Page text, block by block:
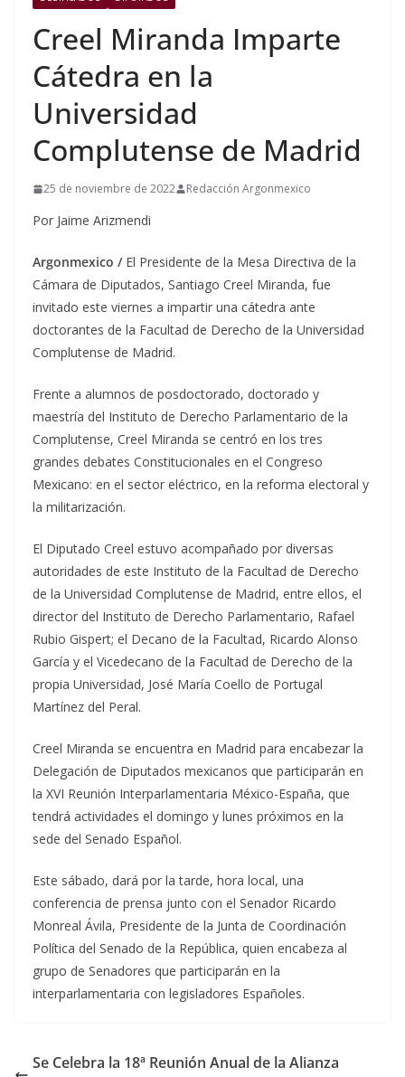
Creel Miranda Imparte
Cátedra en la
Universidad
Complutense de Madrid
25 de noviembre de 2022 Redacción Argonmexico
Por Jaime Arizmendi
Argonmexico / El Presidente de la Mesa Directiva de la
Cámara de Diputados, Santiago Creel Miranda, fue
invitado este viernes a impartir una cátedra ante
doctorantes de la Facultad de Derecho de la Universidad
Complutense de Madrid.
Frente a alumnos de posdoctorado, doctorado y
maestría del Instituto de Derecho Parlamentario de la
Complutense, Creel Miranda se centró en los tres
grandes debates Constitucionales en el Congreso
Mexicano: en el sector eléctrico, en la reforma electoral y
la militarización.
El Diputado Creel estuvo acompañado por diversas
autoridades de este Instituto de la Facultad de Derecho
de la Universidad Complutense de Madrid, entre ellos, el
director del Instituto de Derecho Parlamentario, Rafael
Rubio Gispert; el Decano de la Facultad, Ricardo Alonso
García y el Vicedecano de la Facultad de Derecho de la
propia Universidad, José María Coello de Portugal
Martínez del Peral.
Creel Miranda se encuentra en Madrid para encabezar la
Delegación de Diputados mexicanos que participarán en
la XVI Reunión Interparlamentaria México-España, que
tendrá actividades el domingo y lunes próximos en la
sede del Senado Español.
Este sábado, dará por la tarde, hora local, una
conferencia de prensa junto con el Senador Ricardo
Monreal Ávila, Presidente de la Junta de Coordinación
Política del Senado de la República, quien encabeza al
grupo de Senadores que participarán en la
interparlamentaria con legisladores Españoles.
Se Celebra la 18ª Reunión Anual de la Alianza